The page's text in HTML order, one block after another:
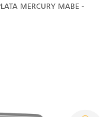
MERCURY MABE -